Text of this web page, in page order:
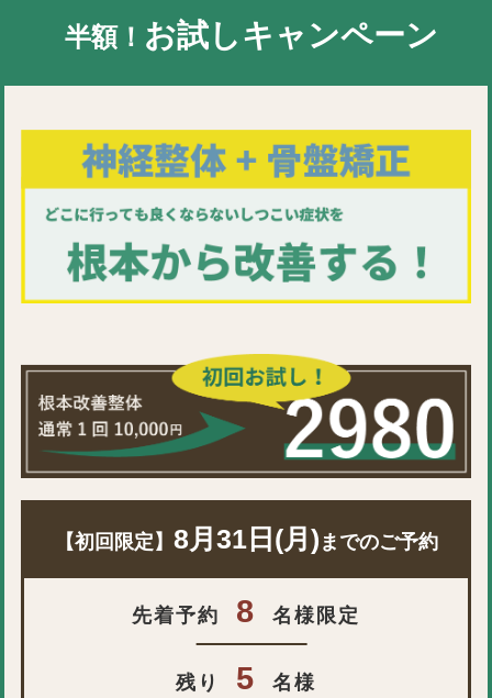
半額！ お試しキャンペーン
【初回限定】 8月31日(月) までのご予約
先着予約 8 名様限定
残り 5 名様